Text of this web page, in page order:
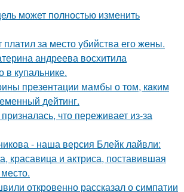
может полностью изменить
за место убийства его жены.
андреева восхитила
в купальнике.
презeнтации мамбы о том, кaким
дейтинг.
что переживает из-за
- наша версия Блейк лайвли:
красавица и актриса, поставившая
откровенно рассказал о симпатии